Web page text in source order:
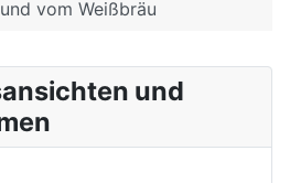
vom Weißbräu
und